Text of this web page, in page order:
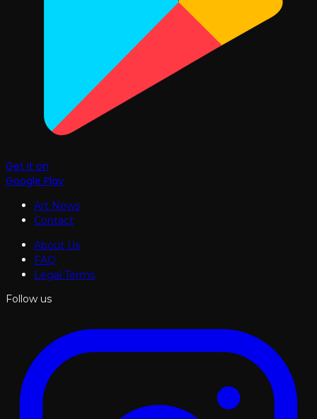
Get it on
Google Play
Art News
Contact
About Us
FAQ
Legal Terms
Follow us